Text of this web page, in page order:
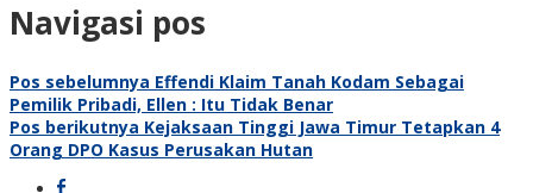
Navigasi pos
Pos sebelumnya Effendi Klaim Tanah Kodam Sebagai
Pemilik Pribadi, Ellen : Itu Tidak Benar
Pos berikutnya Kejaksaan Tinggi Jawa Timur Tetapkan 4
Orang DPO Kasus Perusakan Hutan